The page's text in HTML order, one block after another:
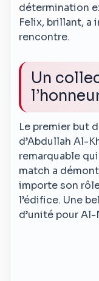
détermination
Felix, brillant, a
rencontre.
Un
Le premier but
d’Abdullah Al-
remarquable
match a
importe son
l’édifice. Une
d’unité pour Al-